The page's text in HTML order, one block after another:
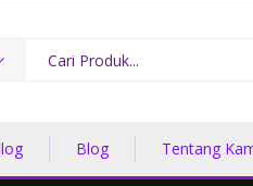
Blog Tentang